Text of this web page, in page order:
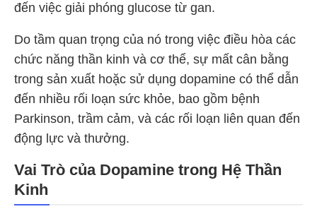
đến việc giải phóng glucose từ gan.
Do tầm quan trọng của nó trong việc điều hòa các
chức năng thần kinh và cơ thể, sự mất cân bằng
trong sản xuất hoặc sử dụng dopamine có thể dẫn
đến nhiều rối loạn sức khỏe, bao gồm bệnh
Parkinson, trầm cảm, và các rối loạn liên quan đến
động lực và thưởng.
Vai Trò của Dopamine trong Hệ Thần
Kinh